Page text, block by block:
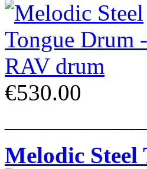
€530.00
Melodic